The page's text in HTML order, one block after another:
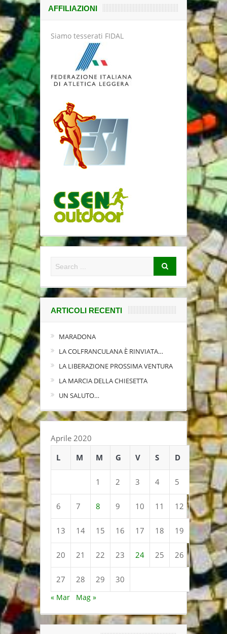
AFFILIAZIONI
Siamo tesserati FIDAL
ARTICOLI RECENTI
MARADONA
LA COLFRANCULANA È RINVIATA…
LA LIBERAZIONE PROSSIMA VENTURA
LA MARCIA DELLA CHIESETTA
UN SALUTO…
Aprile 2020
L
M M G V S D
1 2 3 4 5
6 7 8 9 10 11 12
13 14 15 16 17 18 19
20 21 22 23 24 25 26
27 28 29 30
« Mar Mag »